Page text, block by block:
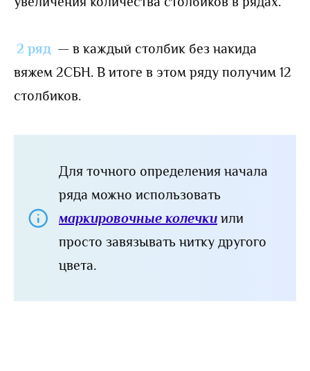
2 ряд — в каждый столбик без накида
вяжем 2СБН. В итоге в этом ряду получим 12
столбиков.
Для точного определения начала
ряда можно использовать
маркировочные колечки или
просто завязывать нитку другого
цвета.